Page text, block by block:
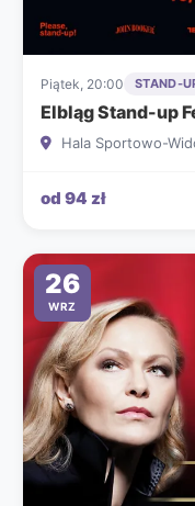
Piątek, 20:00 STAND-
Elbląg Stand-up
Hala Sportowo-
od 94 zł
26
WRZ